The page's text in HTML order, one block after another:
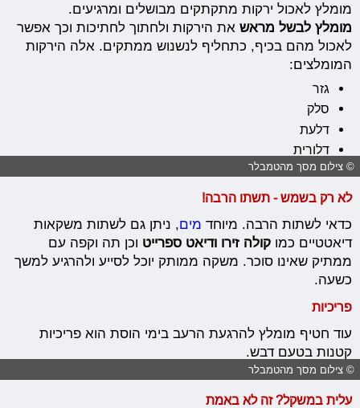
מומלץ לאכול ירקות מתקתקים מבושלים ומרגיעים.
מומלץלבשל מראש את הירקות ולחתוך לחתיכות וכך אפשר
לאכול מהם בכיף, כתחליף לנשנוש ממתקים. אלה הירקות
המומלצים:
גזר
סלק
דלעת
דלורית
© צילום מסך מהטמבלר
לא רק בשמש - תשתו הרבה!
כדאי לשתות הרבה. מיוחד מים, ניתן גם לשתות משקאות
דיאטטיים כמוקולה זירו ודיאט ספרייט וכן תה וקפה עם
ממתיק שאינו סוכר. משקה ממותק יוכל לסייע ולהרגיע למשך
כשעה.
פריכיות
עוד חטיף מומלץ להרגעת הרעב בימי הוסת הוא פריכיות
קטנות בטעם דבש.
© צילום מסך מהטמבלר
עלית במשקל? זה לא באמת